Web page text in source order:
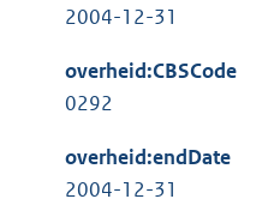
2004-12-31
overheid:CBSCode
0292
overheid:endDate
2004-12-31